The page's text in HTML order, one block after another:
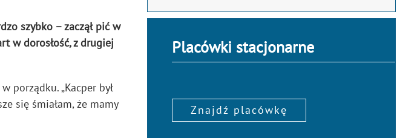
szybko – zaczął pić w
w dorosłość, z drugiej
porządku. „Kacper był
się śmiałam, że mamy
Placówki stacjonarne
Znajdź placówkę